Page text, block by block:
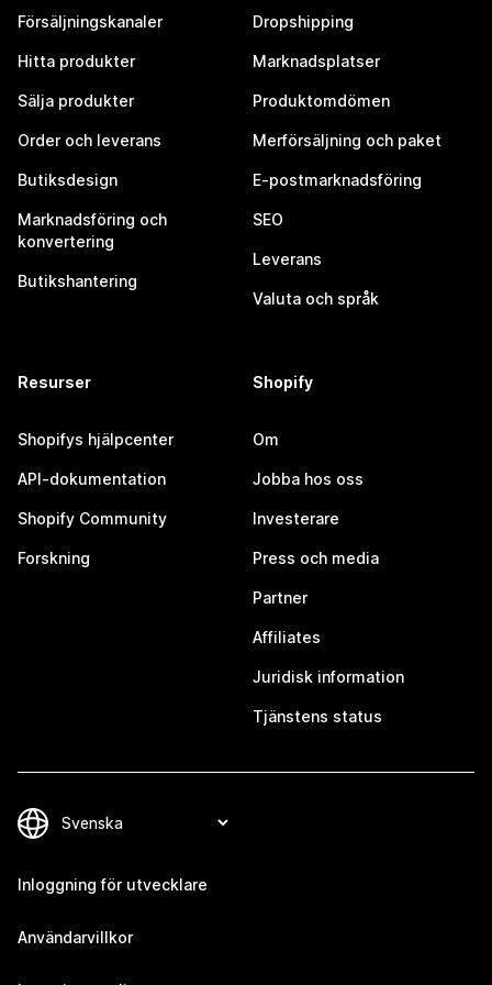
Försäljningskanaler
Hitta produkter
Sälja produkter
Order och leverans
Butiksdesign
Marknadsföring och
konvertering
Butikshantering
Dropshipping
Marknadsplatser
Produktomdömen
Merförsäljning och paket
E-postmarknadsföring
SEO
Leverans
Valuta och språk
Resurser
Shopifys hjälpcenter
API-dokumentation
Shopify Community
Forskning
Shopify
Om
Jobba hos oss
Investerare
Press och media
Partner
Affiliates
Juridisk information
Tjänstens status
Inloggning för utvecklare
Användarvillkor